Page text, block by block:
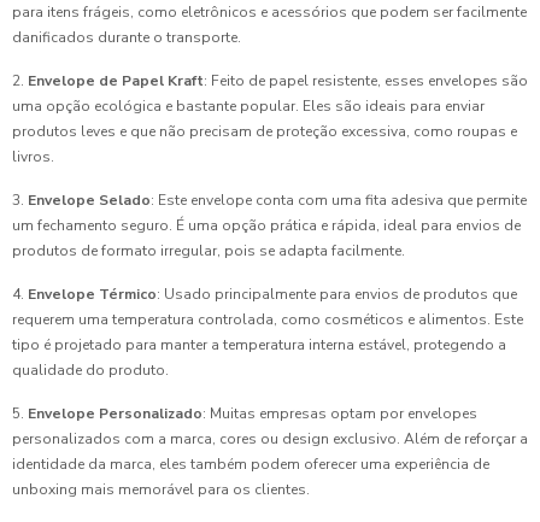
para itens frágeis, como eletrônicos e acessórios que podem ser facilmente
danificados durante o transporte.
2. Envelope de Papel Kraft: Feito de papel resistente, esses envelopes são
uma opção ecológica e bastante popular. Eles são ideais para enviar
produtos leves e que não precisam de proteção excessiva, como roupas e
livros.
3. Envelope Selado: Este envelope conta com uma fita adesiva que permite
um fechamento seguro. É uma opção prática e rápida, ideal para envios de
produtos de formato irregular, pois se adapta facilmente.
4. Envelope Térmico: Usado principalmente para envios de produtos que
requerem uma temperatura controlada, como cosméticos e alimentos. Este
tipo é projetado para manter a temperatura interna estável, protegendo a
qualidade do produto.
5. Envelope Personalizado: Muitas empresas optam por envelopes
personalizados com a marca, cores ou design exclusivo. Além de reforçar a
identidade da marca, eles também podem oferecer uma experiência de
unboxing mais memorável para os clientes.